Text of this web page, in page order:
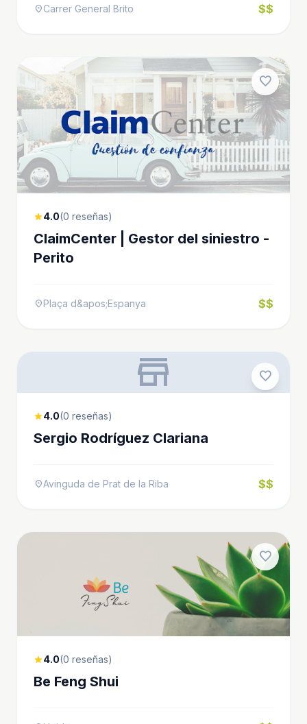
location_onCarrer General Brito $$
favorite
star4.0(0 reseñas)
ClaimCenter | Gestor del siniestro -
Perito
location_onPlaça d&apos;Espanya $$
favorite
store
star4.0(0 reseñas)
Sergio Rodríguez Clariana
location_onAvinguda de Prat de la Riba $$
favorite
star4.0(0 reseñas)
Be Feng Shui